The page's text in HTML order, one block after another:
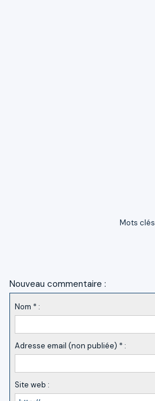
Mots clés
Nouveau commentaire :
Nom * :
Adresse email (non publiée) * :
Site web :